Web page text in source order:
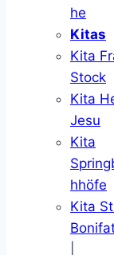
he
Kitas
Kita
Stock
Kita
Jesu
Kita
hhöfe
Kita